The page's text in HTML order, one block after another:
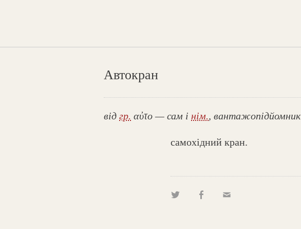
Автокран
від гр. αὐτο — сам і нім., вантажопідйомник
самохідний кран.